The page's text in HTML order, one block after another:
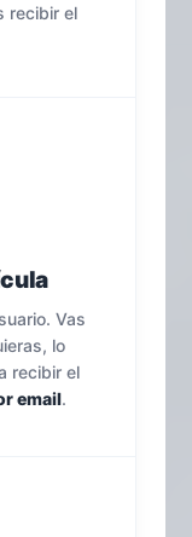
recibir el
Vas
lo
recibir el
email.